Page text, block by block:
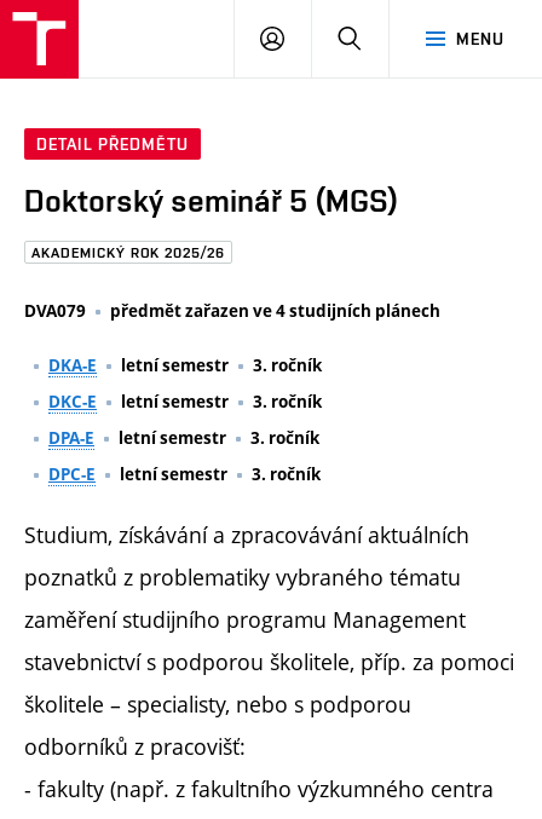
Brno
MENU
PŘIHLÁSIT
DETAIL PŘEDMĚTU
Doktorský seminář 5 (MGS)
AKADEMICKÝ ROK 2025/26
DVA079 předmět zařazen ve 4 studijních plánech
DKA-E letní semestr
3. ročník
DKC-E
letní semestr
3. ročník
DPA-E
letní semestr
3. ročník
DPC-E
letní semestr 3. ročník
Studium, získávání a zpracovávání aktuálních
poznatků z problematiky vybraného tématu
zaměření studijního programu Management
stavebnictví s podporou školitele, příp. za pomoci
školitele – specialisty, nebo s podporou
odborníků z pracovišť:
- fakulty (např. z fakultního výzkumného centra